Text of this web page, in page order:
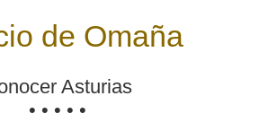
de Omaña
Asturias
• • • • •